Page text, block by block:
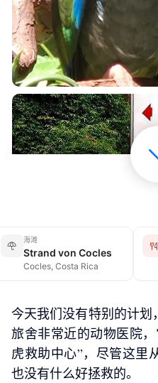
海滩
Strand von Cocles
Cocles, Costa Rica
今天我们没有特别的计
旅舍非常近的动物医院
虎救助中心”，尽管这里
也没有什么好拯救的。